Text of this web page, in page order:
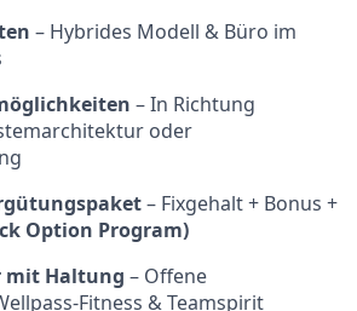
– Hybrides Modell & Büro im
– In Richtung
oder
– Fixgehalt + Bonus +
Option Program)
Haltung – Offene
Fitness & Teamspirit